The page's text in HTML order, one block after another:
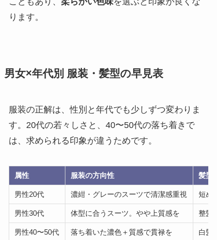
ります。
男女×年代別 服装・髪型の早見表
服装の正解は、性別と年代でも少しずつ変わりま
す。20代の若々しさと、40〜50代の落ち着きで
は、求められる印象が違うためです。
属性 服装の方向性 髪型
男性20代 濃紺・グレーのスーツで清潔感重視 短め
男性30代 体型に合うスーツ。やや上質感を 整髪
男性40〜50代 落ち着いた濃色＋質感で貫禄を 白髪